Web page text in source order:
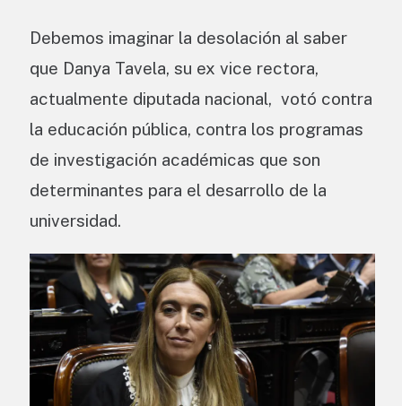
Debemos imaginar la desolación al saber
que Danya Tavela, su ex vice rectora,
actualmente diputada nacional, votó contra
la educación pública, contra los programas
de investigación académicas que son
determinantes para el desarrollo de la
universidad.